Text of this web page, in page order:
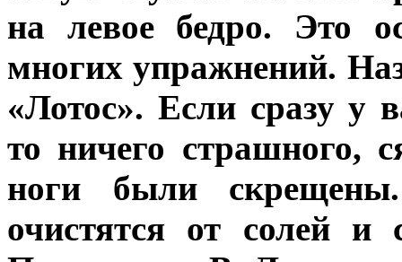
на левое бедро. Это
многих упражнений.
«Лотос». Если сразу у
то ничего страшного,
ноги были
очистятся от солей